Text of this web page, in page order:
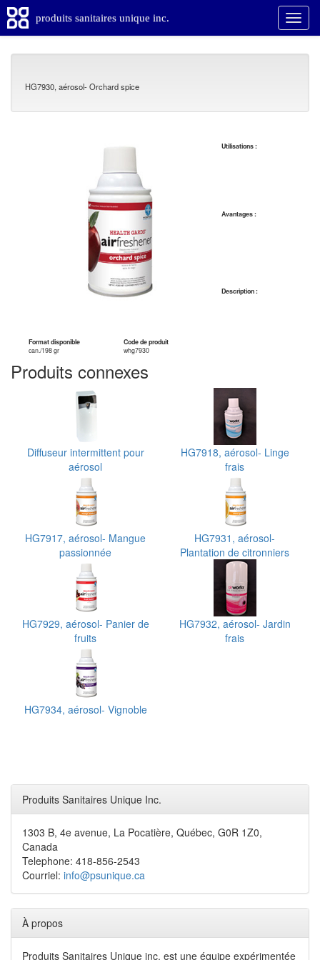
produits sanitaires unique inc.
HG7930, aérosol- Orchard spice
Format disponible
Code de produit
can./198 gr
whg7930
Utilisations :
Avantages :
Description :
Produits connexes
Diffuseur intermittent pour
aérosol
HG7918, aérosol- Linge
frais
HG7917, aérosol- Mangue
passionnée
HG7931, aérosol-
Plantation de citronniers
HG7929, aérosol- Panier de
fruits
HG7932, aérosol- Jardin
frais
HG7934, aérosol- Vignoble
Produits Sanitaires Unique Inc.
1303 B, 4e avenue, La Pocatière, Québec, G0R 1Z0,
Canada
Telephone: 418-856-2543
Courriel: info@psunique.ca
À propos
Produits Sanitaires Unique inc. est une équipe expérimentée